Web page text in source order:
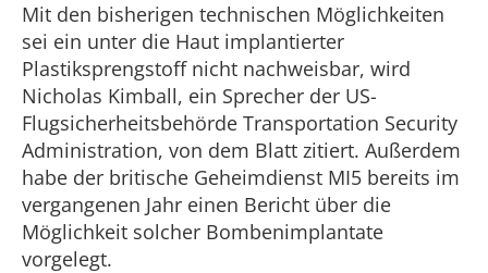
Mit den bisherigen technischen Möglichkeiten
sei ein unter die Haut implantierter
Plastiksprengstoff nicht nachweisbar, wird
Nicholas Kimball, ein Sprecher der US-
Flugsicherheitsbehörde Transportation Security
Administration, von dem Blatt zitiert. Außerdem
habe der britische Geheimdienst MI5 bereits im
vergangenen Jahr einen Bericht über die
Möglichkeit solcher Bombenimplantate
vorgelegt.